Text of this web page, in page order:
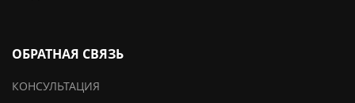
ОБРАТНАЯ СВЯЗЬ
КОНСУЛЬТАЦИЯ